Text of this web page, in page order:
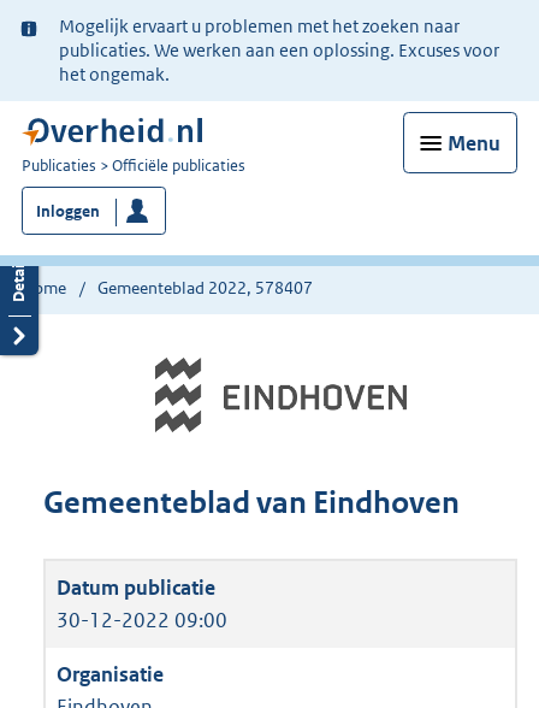
Ter
informatie:
Mogelijk ervaart u problemen met het zoeken naar
publicaties. We werken aan een oplossing. Excuses voor
het ongemak.
Menu
U
bent
nu
hier:
Publicaties Officiële publicaties
Inloggen
Home Gemeenteblad 2022, 578407
Gemeenteblad van Eindhoven
30-12-2022 09:00